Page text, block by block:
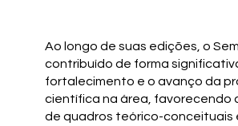
Ao longo de suas edições, o
contribuído de forma
fortalecimento e o avanço da
científica na área, favorecendo
de quadros teórico-conceituais